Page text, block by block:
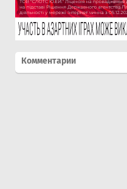
Комментарии